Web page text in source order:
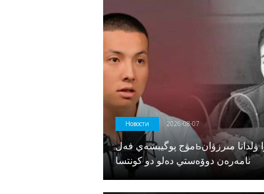
Новости 2026-08-07
مۋج پوگيبشەي فەلьدشەرا ۋلدانا مىرزۋان
نامەرەن دوۆەستي دەلو دو كونتسا